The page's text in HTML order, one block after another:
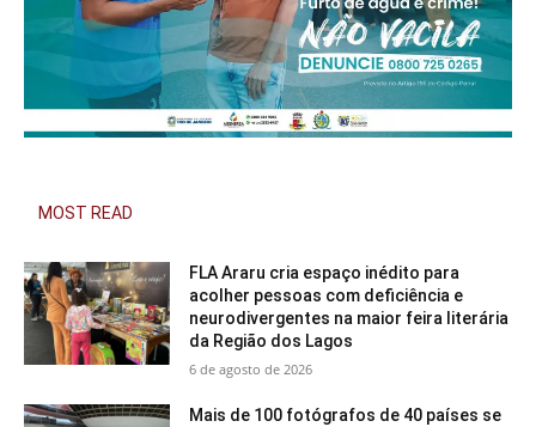
MOST READ
FLA Araru cria espaço inédito para
acolher pessoas com deficiência e
neurodivergentes na maior feira literária
da Região dos Lagos
6 de agosto de 2026
Mais de 100 fotógrafos de 40 países se